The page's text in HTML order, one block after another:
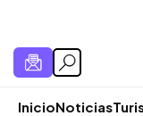
InicioNoticias